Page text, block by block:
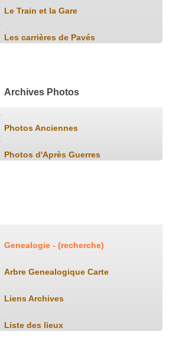
Le Train et la Gare
Les carrières de Pavés
Archives Photos
Photos Anciennes
Photos d'Après Guerres
Genealogie - (recherche)
Arbre Genealogique Carte
Liens Archives
Liste des lieux